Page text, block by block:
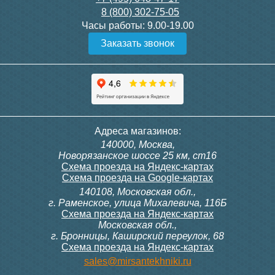
Конвектор ITT.080.200.1300
с решеткой GRILL.SGW-20-
Конвектор ITT.080.200.1000
с решеткой GRILL.SGW-20-
Конвектор ITT.080.200.1000
с решеткой GRILL.SGW-20-
Конвектор ITT.080.200.900 с
решеткой GRILL.SGA-20-
Подробнее Подробнее
300, 230В (врезной - квадр.
9 700
конвектора прямой itermic
ITFS
5 150
8 (800) 302-75-05
Часы работы: 9.00-19.00
Заказать звонок
Адреса магазинов:
140000, Москва,
Новорязанское шоссе 25 км, ст16
Схема проезда на Яндекс-картах
Схема проезда на Google-картах
140108, Московская обл.,
г. Раменское, улица Михалевича, 116Б
Схема проезда на Яндекс-картах
Московская обл.,
г. Бронницы, Каширский переулок, 68
Схема проезда на Яндекс-картах
sales@mirsantekhniki.ru